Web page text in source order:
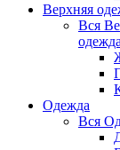
Верхняя
Вся
одежда
Одежда
Вся